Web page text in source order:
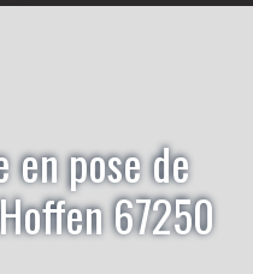
en pose de
67250